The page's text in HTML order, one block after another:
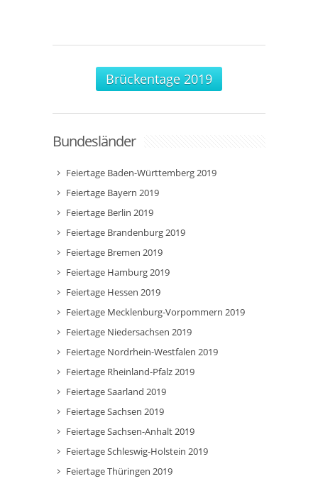
Brückentage 2019
Bundesländer
Feiertage Baden-Württemberg 2019
Feiertage Bayern 2019
Feiertage Berlin 2019
Feiertage Brandenburg 2019
Feiertage Bremen 2019
Feiertage Hamburg 2019
Feiertage Hessen 2019
Feiertage Mecklenburg-Vorpommern 2019
Feiertage Niedersachsen 2019
Feiertage Nordrhein-Westfalen 2019
Feiertage Rheinland-Pfalz 2019
Feiertage Saarland 2019
Feiertage Sachsen 2019
Feiertage Sachsen-Anhalt 2019
Feiertage Schleswig-Holstein 2019
Feiertage Thüringen 2019